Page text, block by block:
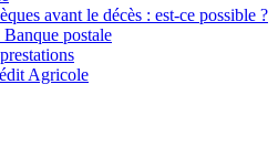
avant le décès : est-ce possible ?
postale
Agricole